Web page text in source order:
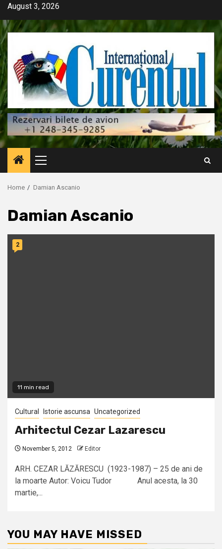
Skip
content
August 3, 2026
Primary
Menu
Home Damian Ascanio
Damian Ascanio
11 min read
2
Cultural Istorie ascunsa Uncategorized
Arhitectul Cezar Lazarescu
November 5, 2012 Editor
ARH. CEZAR LĂZĂRESCU (1923-1987) – 25 de ani de
la moarte Autor: Voicu Tudor Anul acesta, la 30
martie,...
YOU MAY HAVE MISSED